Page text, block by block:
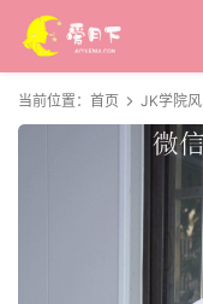
当前位置： 首页 JK学院风